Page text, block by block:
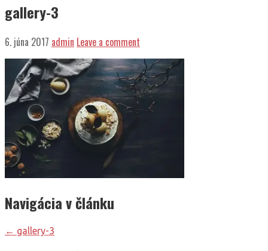
gallery-3
6. júna 2017 admin Leave a comment
Navigácia v článku
← gallery-3